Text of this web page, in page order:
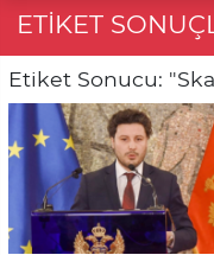
ETIKET
Etiket Sonucu: